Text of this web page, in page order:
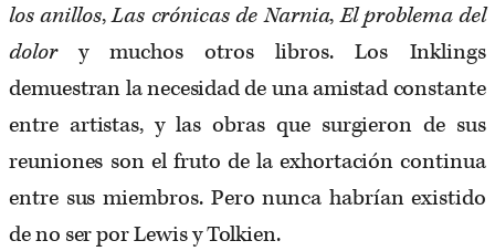
los anillos,Las crónicas de Narnia,El problema del
dolory muchos otros libros. Los Inklings
demuestran la necesidad de una amistad constante
entre artistas, y las obras que surgieron de sus
reuniones son el fruto de la exhortación continua
entre sus miembros. Pero nunca habrían existido
de no ser por Lewis y Tolkien.